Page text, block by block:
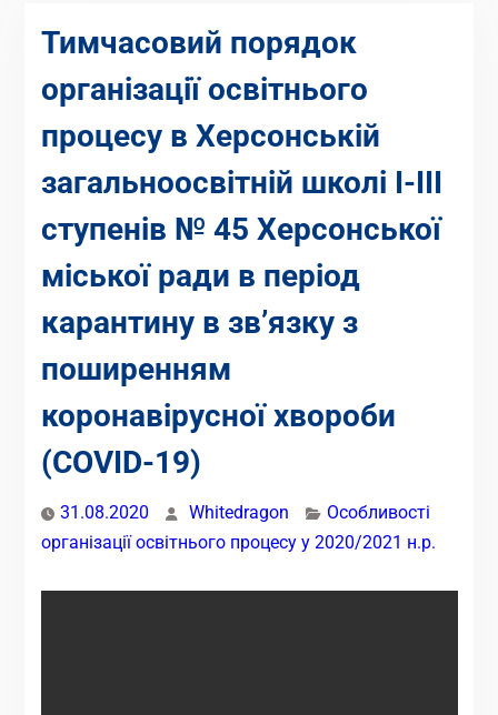
Тимчасовий порядок
організації освітнього
процесу в Херсонській
загальноосвітній школі І-ІІІ
ступенів № 45 Херсонської
міської ради в період
карантину в зв’язку з
поширенням
коронавірусної хвороби
(COVID-19)
31.08.2020 Whitedragon
Особливості
організації освітнього процесу у 2020/2021 н.р.